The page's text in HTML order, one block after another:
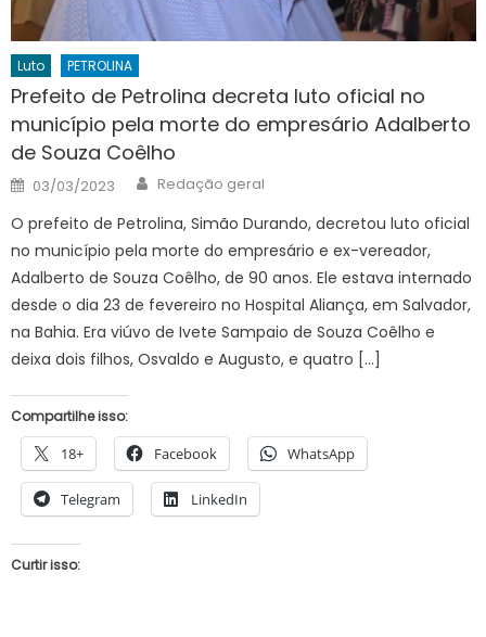
Luto PETROLINA
Prefeito de Petrolina decreta luto oficial no
município pela morte do empresário Adalberto
de Souza Coêlho
Posted
on
03/03/2023 Author
Redação geral
O prefeito de Petrolina, Simão Durando, decretou luto oficial
no município pela morte do empresário e ex-vereador,
Adalberto de Souza Coêlho, de 90 anos. Ele estava internado
desde o dia 23 de fevereiro no Hospital Aliança, em Salvador,
na Bahia. Era viúvo de Ivete Sampaio de Souza Coêlho e
deixa dois filhos, Osvaldo e Augusto, e quatro […]
Compartilhe isso:
18+ Facebook WhatsApp
Telegram LinkedIn
Curtir isso: